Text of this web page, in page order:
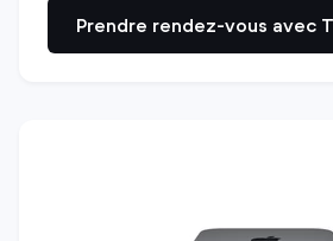
Prendre rendez-vous avec